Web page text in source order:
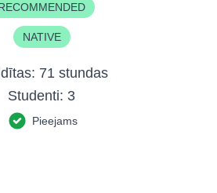
NATIVE
71 stundas
Studenti: 3
Pieejams